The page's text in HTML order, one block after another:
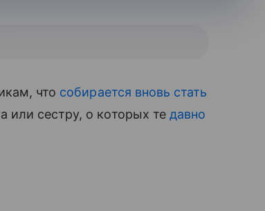
что собирается вновь стать
или сестру, о которых тедавно